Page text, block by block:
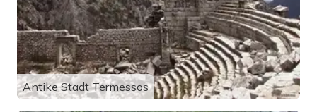
Antike Stadt Termessos